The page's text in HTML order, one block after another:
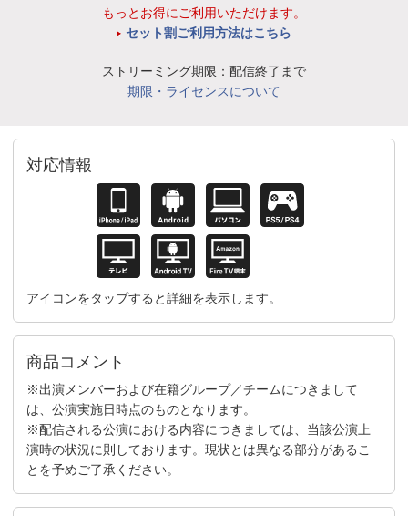
もっとお得にご利用いただけます。
セット割ご利用方法はこちら
ストリーミング期限：配信終了まで
期限・ライセンスについて
対応情報
アイコンをタップすると詳細を表示します。
商品コメント
※出演メンバーおよび在籍グループ／チームにつきまして
は、公演実施日時点のものとなります。
※配信される公演における内容につきましては、当該公演上
演時の状況に則しております。現状とは異なる部分があるこ
とを予めご了承ください。